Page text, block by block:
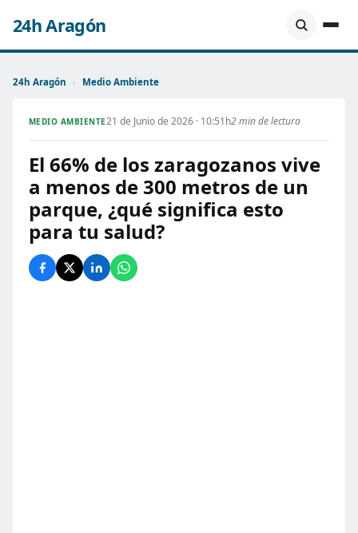
24h Aragón
24h Aragón › Medio Ambiente
MEDIO AMBIENTE21 de Junio de 2026 · 10:51h2 min de lectura
El 66% de los zaragozanos vive
a menos de 300 metros de un
parque, ¿qué significa esto
para tu salud?